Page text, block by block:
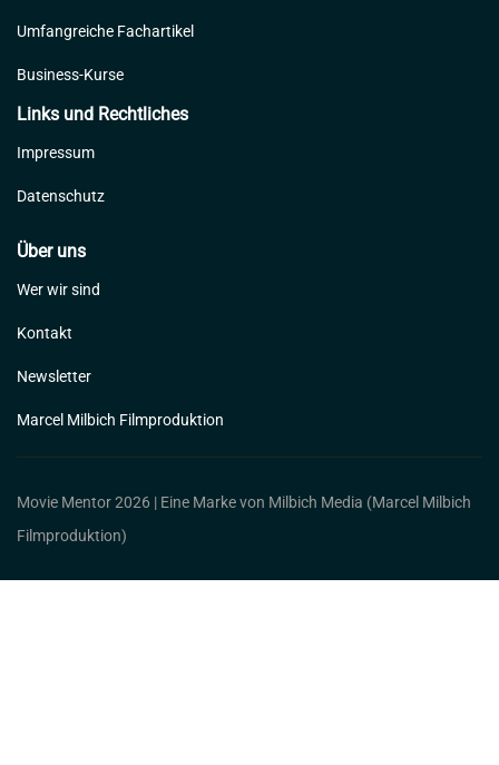
Umfangreiche Fachartikel
Business-Kurse
Links und Rechtliches
Impressum
Datenschutz
Über uns
Wer wir sind
Kontakt
Newsletter
Marcel Milbich Filmproduktion
Movie Mentor 2026 | Eine Marke von Milbich Media (Marcel Milbich
Filmproduktion)